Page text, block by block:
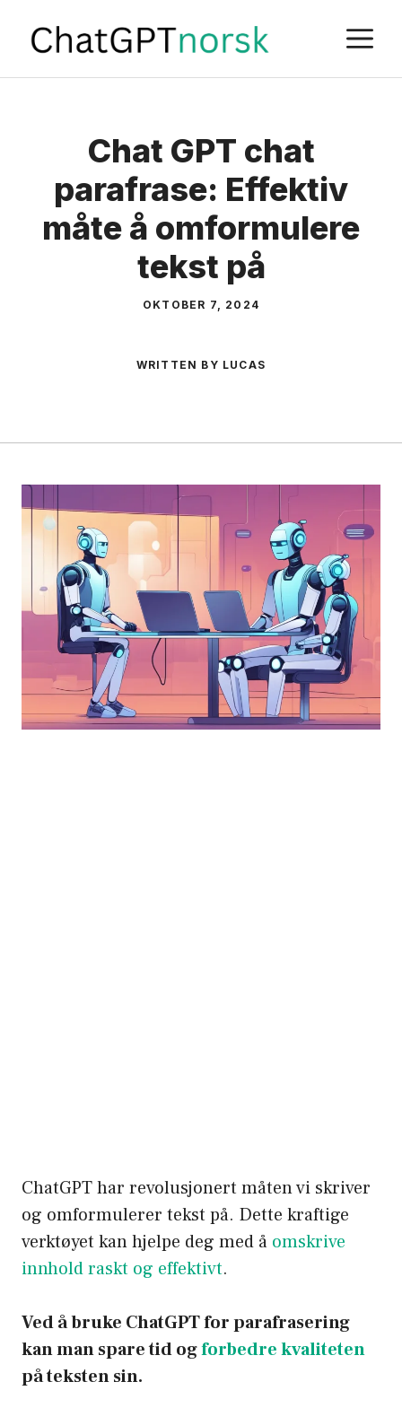
Chat GPT chat
parafrase: Effektiv
måte å omformulere
tekst på
OKTOBER 7, 2024
WRITTEN BY LUCAS
ChatGPT har revolusjonert måten vi skriver
og omformulerer tekst på. Dette kraftige
verktøyet kan hjelpe deg med å omskrive
innhold raskt og effektivt.
Ved å bruke ChatGPT for parafrasering
kan man spare tid ogforbedre kvaliteten
på teksten sin.